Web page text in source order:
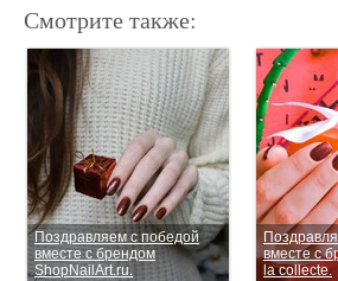
Смотрите также:
Поздравляем с победой
вместе с брендом
ShopNailArt.ru.
вместе с
la collecte.